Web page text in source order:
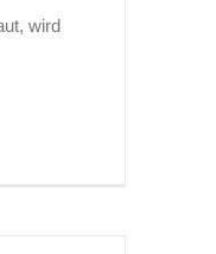
wird